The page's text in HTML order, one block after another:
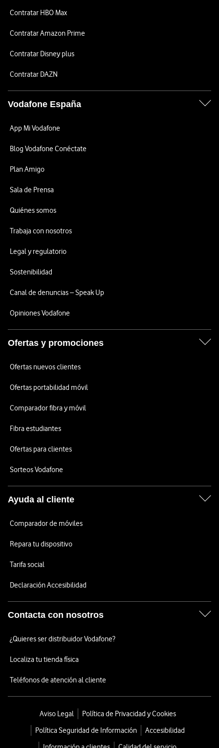
Contratar HBO Max
Contratar Amazon Prime
Contratar Disney plus
Contratar DAZN
Vodafone España
App Mi Vodafone
Blog Vodafone Conéctate
Plan Amigo
Sala de Prensa
Quiénes somos
Trabaja con nosotros
Legal y regulatorio
Sostenibilidad
Canal de denuncias – Speak Up
Opiniones Vodafone
Ofertas y promociones
Ofertas nuevos clientes
Ofertas portabilidad móvil
Comparador fibra y móvil
Fibra estudiantes
Ofertas para clientes
Sorteos Vodafone
Ayuda al cliente
Comparador de móviles
Repara tu dispositivo
Tarifa social
Declaración Accesibilidad
Contacta con nosotros
¿Quieres ser distribuidor Vodafone?
Localiza tu tienda física
Teléfonos de atención al cliente
Aviso Legal
Política de Privacidad y Cookies
Política Seguridad de Información
Accesibilidad